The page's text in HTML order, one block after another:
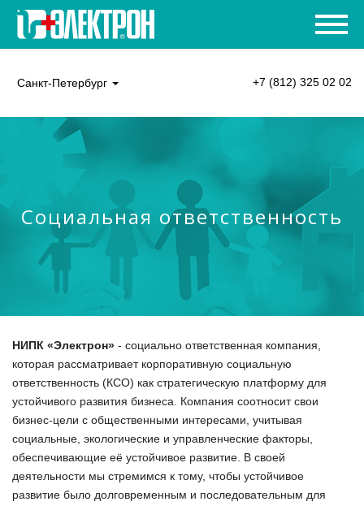
Санкт-Петербург +7 (812) 325 02 02
Социальная ответственность
НИПК «Электрон» - социально ответственная компания,
которая рассматривает корпоративную социальную
ответственность (КСО) как стратегическую платформу для
устойчивого развития бизнеса. Компания соотносит свои
бизнес-цели с общественными интересами, учитывая
социальные, экологические и управленческие факторы,
обеспечивающие её устойчивое развитие. В своей
деятельности мы стремимся к тому, чтобы устойчивое
развитие было долговременным и последовательным для